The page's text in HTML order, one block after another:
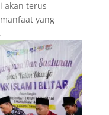
akan terus
yang